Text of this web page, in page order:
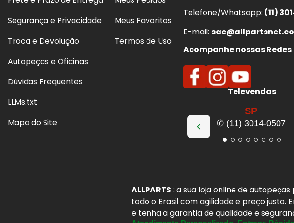
Segurança e Privacidade
Troca e Devolução
Autopeças e Oficinas
Dúvidas Frequentes
LLMs.txt
Mapa do Site
Meus Favoritos
Termos de Uso
Telefone/Whatsapp: (11)
E-mail:
Acompanhe nossas Redes
Televendas
SP
✆ (11) 3014-0507
ALLPARTS : a sua loja online de
todo o Brasil com agilidade e preço justo.
e tenha a garantia de qualidade e